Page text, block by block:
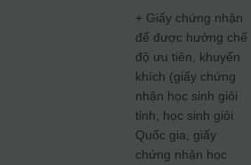
+ Giấy chứng nhận
để được hưởng chế
độ ưu tiên, khuyến
khích (giấy chứng
nhận học sinh giỏi
tỉnh, học sinh giỏi
Quốc gia, giấy
chứng nhận học